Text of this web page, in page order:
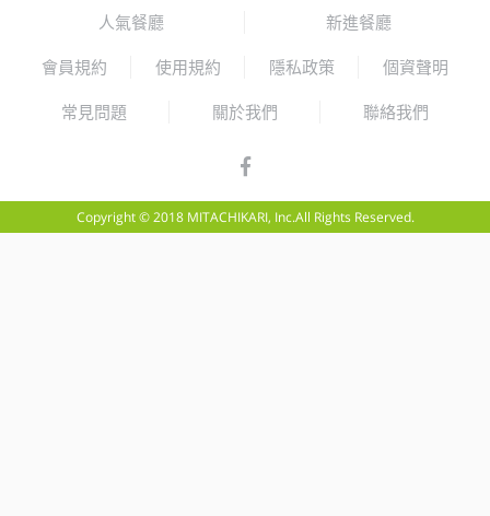
人氣餐廳 新進餐廳
會員規約 使用規約 隱私政策 個資聲明
常見問題 關於我們 聯絡我們
Copyright © 2018 MITACHIKARI, Inc.All Rights Reserved.